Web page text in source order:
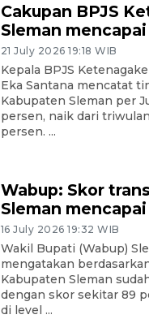
Cakupan BPJS
Sleman
21 July 2026 19:18 WIB
Kepala BPJS
Eka Santana mencatat
Kabupaten Sleman per
persen, naik dari
persen. ...
Wabup: Skor
Sleman
16 July 2026 19:32 WIB
Wakil Bupati (Wabup)
mengatakan
Kabupaten Sleman
dengan skor sekitar 89
di level ...